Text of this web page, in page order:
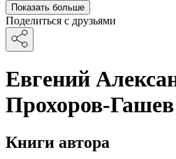
Показать больше
Поделиться с друзьями
Евгений
Прохоров-Гашев
Книги автора